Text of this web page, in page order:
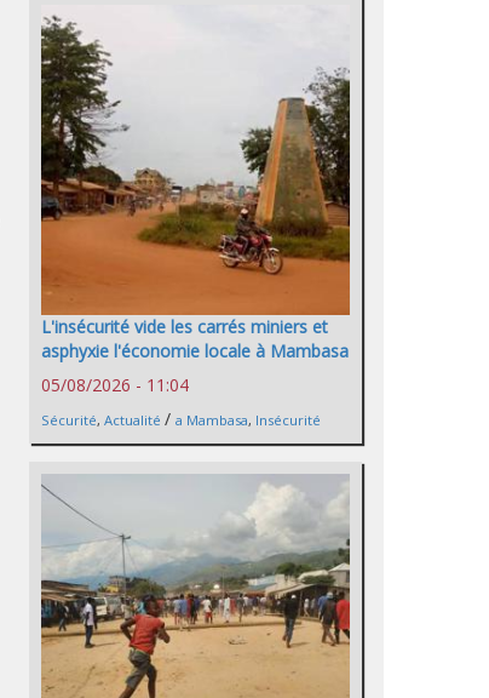
L'insécurité vide les carrés miniers et
asphyxie l'économie locale à Mambasa
05/08/2026 - 11:04
Sécurité, Actualité / a Mambasa, Insécurité